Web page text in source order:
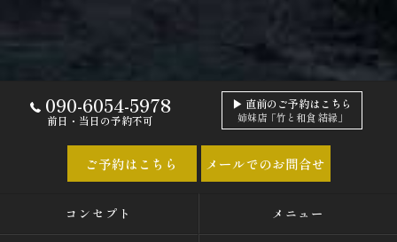
090-6054-5978
前日・当日の予約不可
▶ 直前のご予約はこちら
姉妹店「竹と和食 結縁」
ご予約はこちら メールでのお問合せ
コンセプト メニュー